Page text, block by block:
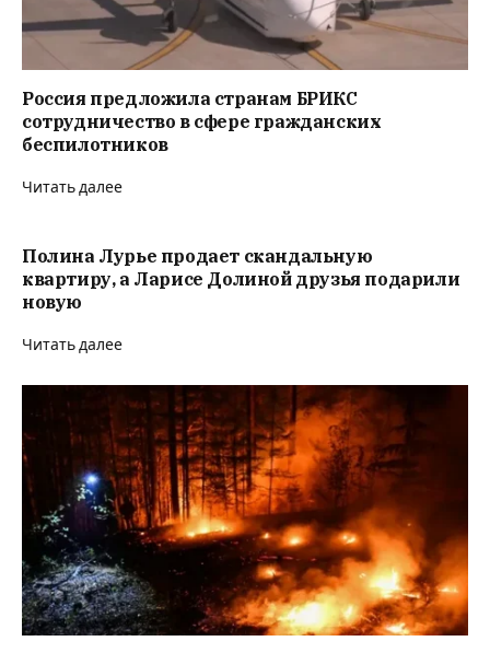
Россия предложила странам БРИКС
сотрудничество в сфере гражданских
беспилотников
Читать далее
Полина Лурье продает скандальную
квартиру, а Ларисе Долиной друзья подарили
новую
Читать далее